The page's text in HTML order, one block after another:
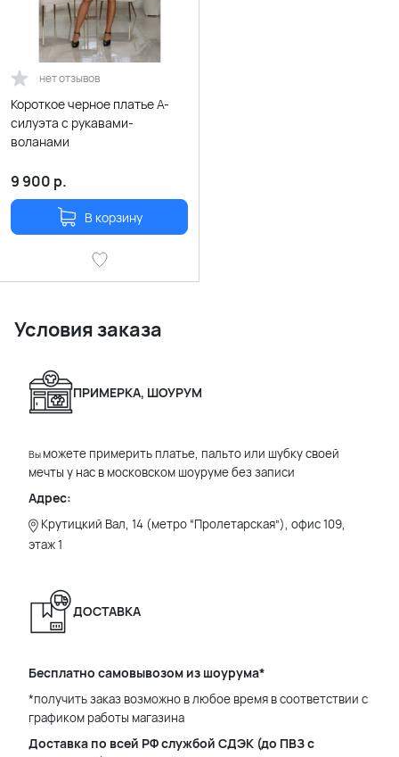
нет отзывов
Короткое черное платье А-
силуэта с рукавами-
воланами
9 900 р.
В корзину
Условия заказа
ПРИМЕРКА, ШОУРУМ
Вы можете примерить платье, пальто или шубку своей
мечты у нас в московском шоуруме без записи
Адрес:
Крутицкий Вал, 14 (метро “Пролетарская”), офис 109,
этаж 1
ДОСТАВКА
Бесплатно самовывозом из шоурума*
*получить заказ возможно в любое время в соответствии с
графиком работы магазина
Доставка по всей РФ службой СДЭК (до ПВЗ с